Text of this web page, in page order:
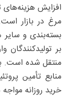
افزایش هزینه‌های
مرغ در بازار
بسته‌بندی و سایر
بر تولیدکنندگان
منتقل شده است.
منابع تأمین
خرید روزانه